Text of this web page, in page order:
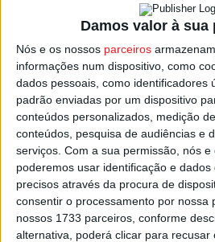
Damos valor à sua
Nós e os nossos parceiros
informações num dispositivo, como
dados pessoais, como identificadores
padrão enviadas por um dispositivo
conteúdos personalizados, medição
conteúdos, pesquisa de audiências e
serviços. Com a sua permissão, nós
poderemos usar identificação e
precisos através da procura de
consentir o processamento por nossa
nossos 1733 parceiros, conforme
alternativa, poderá clicar para recusar
Os diversos trabalhos
de visitas guiadas, organizadas
com a Universidade do Algarve.
Hoje e sábado as visitas
arqueológicos que decorrem nas
da Tojeira, próximo da zona
responsáveis acolhem os
esclarecimentos a quem se dirigir
necessidade de marcação prévia.